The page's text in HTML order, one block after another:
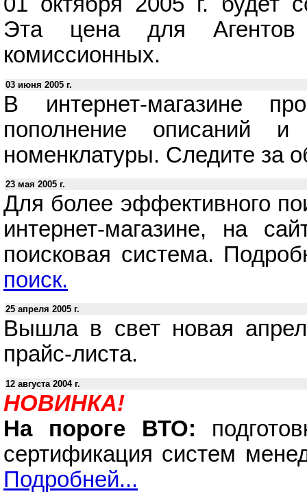
Эта цена для
комиссионных.
03 июня 2005 г.
В интернет-магазине
пополнение описаний
номенклатуры. Следите за
23 мая 2005 г.
Для более эффективного
интернет-магазине, на
поисковая система.
поиск.
25 апреля 2005 г.
Вышла в свет новая
прайс-листа.
12 августа 2004 г.
НОВИНКА!
На пороге ВТО:
сертификация систем
Подробней...